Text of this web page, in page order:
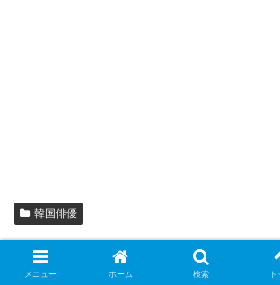
韓国俳優
シェアする
メニュー ホーム 検索